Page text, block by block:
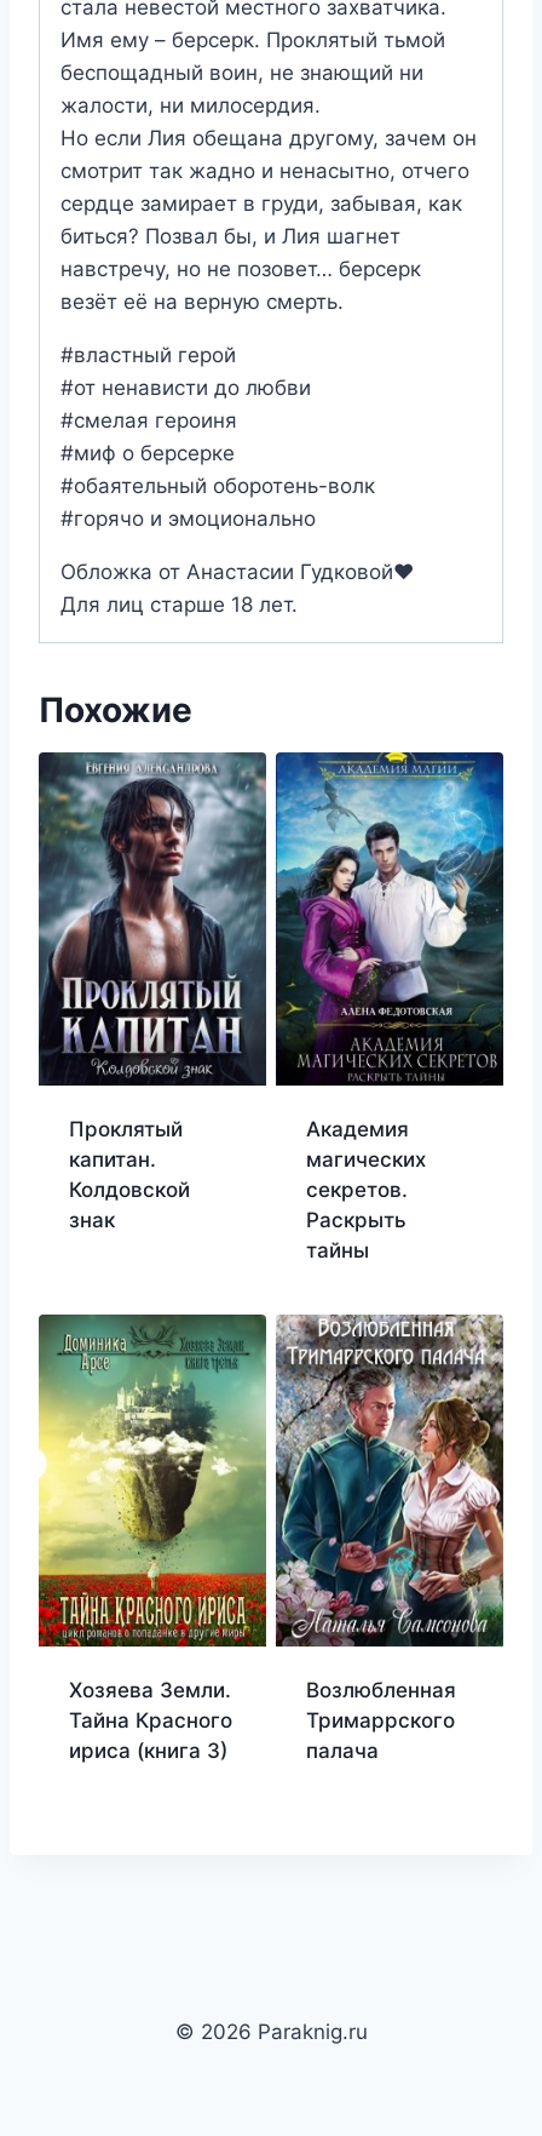
стала невестой местного захватчика.
Имя ему – берсерк. Проклятый тьмой
беспощадный воин, не знающий ни
жалости, ни милосердия.
Но если Лия обещана другому, зачем он
смотрит так жадно и ненасытно, отчего
сердце замирает в груди, забывая, как
биться? Позвал бы, и Лия шагнет
навстречу, но не позовет… берсерк
везёт её на верную смерть.
#властный герой
#от ненависти до любви
#смелая героиня
#миф о берсерке
#обаятельный оборотень-волк
#горячо и эмоционально
Обложка от Анастасии Гудковой❤️
Для лиц старше 18 лет.
Похожие
Проклятый
капитан.
Колдовской
знак
Академия
магических
секретов.
Раскрыть
тайны
Хозяева Земли.
Тайна Красного
ириса (книга 3)
Возлюбленная
Тримаррского
палача
© 2026 Paraknig.ru